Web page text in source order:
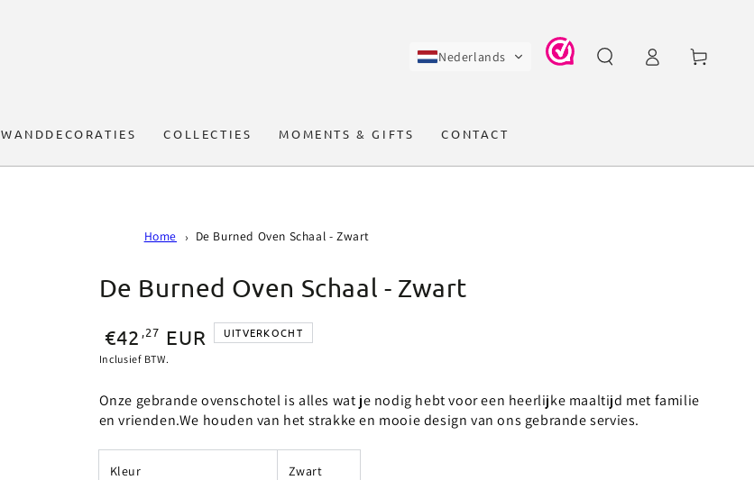
WANDDECORATIES COLLECTIES MOMENTS & GIFTS CONTACT
Nederlands
in
Winkelwagen
Home De Burned Oven Schaal - Zwart
De Burned Oven Schaal - Zwart
Normale
prijs
€42 ,27 EUR UITVERKOCHT
Inclusief BTW.
Onze gebrande ovenschotel is alles wat je nodig hebt voor een heerlijke maaltijd met familie
en vrienden.We houden van het strakke en mooie design van ons gebrande servies.
Kleur Zwart